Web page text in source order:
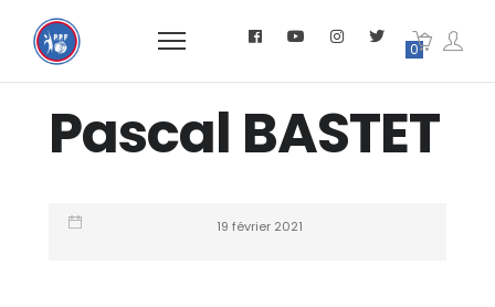
0
Pascal BASTET
19 février 2021